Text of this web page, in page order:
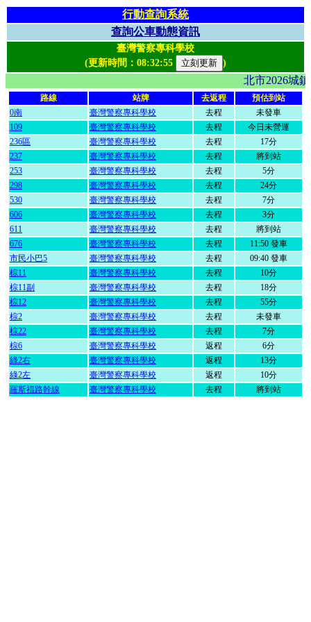
行動查詢系統
查詢公車動態資訊
臺灣警察專科學校
(更新時間： 08:32:55 )
北市2026
路線 站牌 去返程
預估到站
0南
臺灣警察專科學校 去程
未發車
109
臺灣警察專科學校 去程
今日未營運
236區
臺灣警察專科學校 去程
17分
237
臺灣警察專科學校 去程
將到站
253
臺灣警察專科學校 去程
5分
298
臺灣警察專科學校 去程
24分
530
臺灣警察專科學校 去程
7分
606
臺灣警察專科學校 去程
3分
611
臺灣警察專科學校 去程
將到站
676
臺灣警察專科學校 去程
11:50 發車
市民小巴5
臺灣警察專科學校 去程
09:40 發車
棕11
臺灣警察專科學校 去程
10分
棕11副
臺灣警察專科學校 去程
18分
棕12
臺灣警察專科學校 去程
55分
棕2
臺灣警察專科學校 去程
未發車
棕22
臺灣警察專科學校 去程
7分
棕6
臺灣警察專科學校 返程
6分
綠2右
臺灣警察專科學校 返程
13分
綠2左
臺灣警察專科學校 返程
10分
羅斯福路幹線
臺灣警察專科學校 去程 將到站